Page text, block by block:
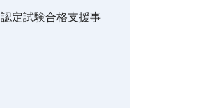
定試験合格支援事